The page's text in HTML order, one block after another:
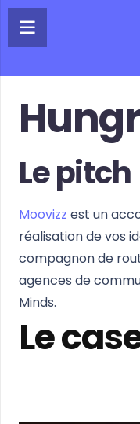
Le pitch
Moovizz est un
réalisation de vos
compagnon de
agences de
Minds.
Le